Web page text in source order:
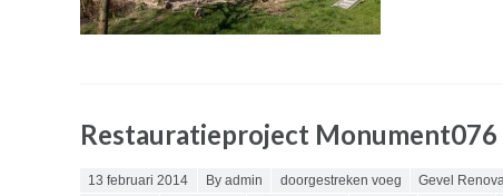
Restauratieproject Monument076
Posted on
13 februari 2014 By admin doorgestreken voeg Gevel